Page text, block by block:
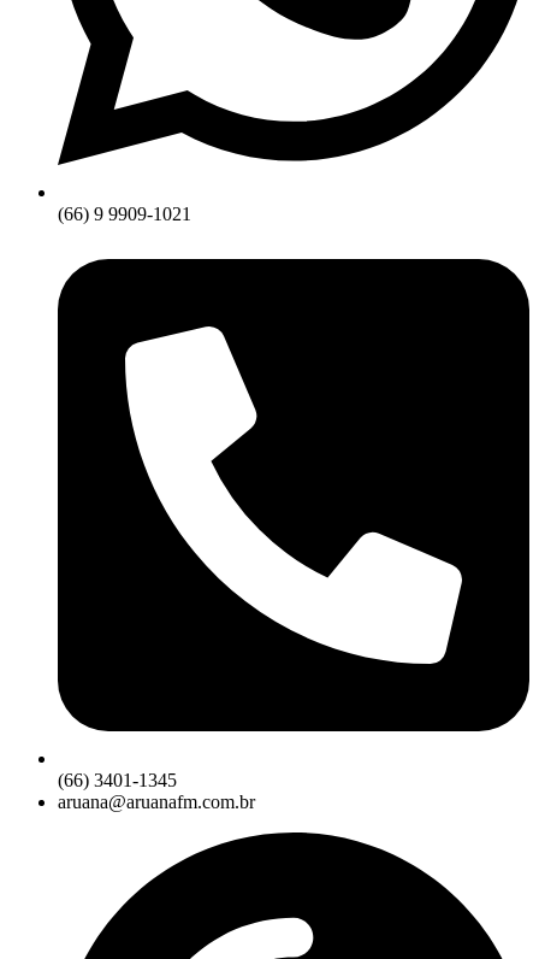
(66) 9 9909-1021
(66) 3401-1345
aruana@aruanafm.com.br